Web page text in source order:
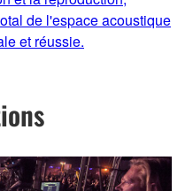
de l'espace acoustique
et réussie.